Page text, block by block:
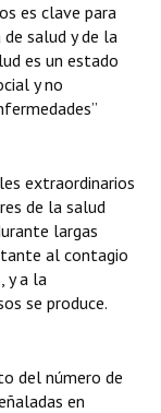
es clave para
salud y de la
es un estado
y no
extraordinarios
de la salud
largas
al contagio
y a la
se produce.
del número de
en